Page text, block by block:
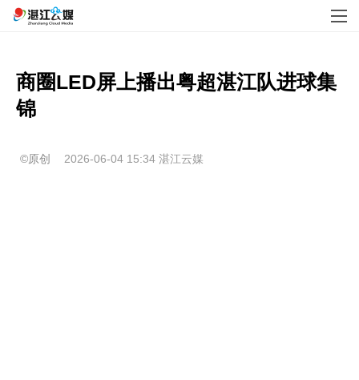
商圈LED屏上播出粤超湛江队进球集
锦
©原创 2026-06-04 15:34 湛江云媒